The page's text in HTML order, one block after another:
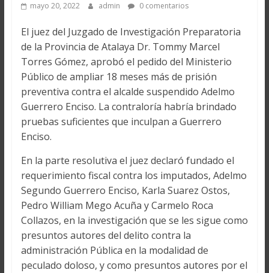
mayo 20, 2022 admin 0 comentarios
El juez del Juzgado de Investigación Preparatoria
de la Provincia de Atalaya Dr. Tommy Marcel
Torres Gómez, aprobó el pedido del Ministerio
Público de ampliar 18 meses más de prisión
preventiva contra el alcalde suspendido Adelmo
Guerrero Enciso. La contraloría habría brindado
pruebas suficientes que inculpan a Guerrero
Enciso.
En la parte resolutiva el juez declaró fundado el
requerimiento fiscal contra los imputados, Adelmo
Segundo Guerrero Enciso, Karla Suarez Ostos,
Pedro William Mego Acuña y Carmelo Roca
Collazos, en la investigación que se les sigue como
presuntos autores del delito contra la
administración Pública en la modalidad de
peculado doloso, y como presuntos autores por el